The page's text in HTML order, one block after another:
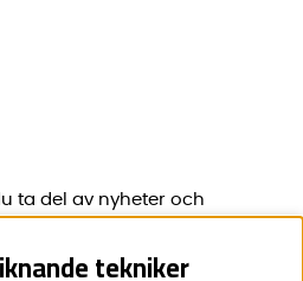
ta del av nyheter och
tekniker